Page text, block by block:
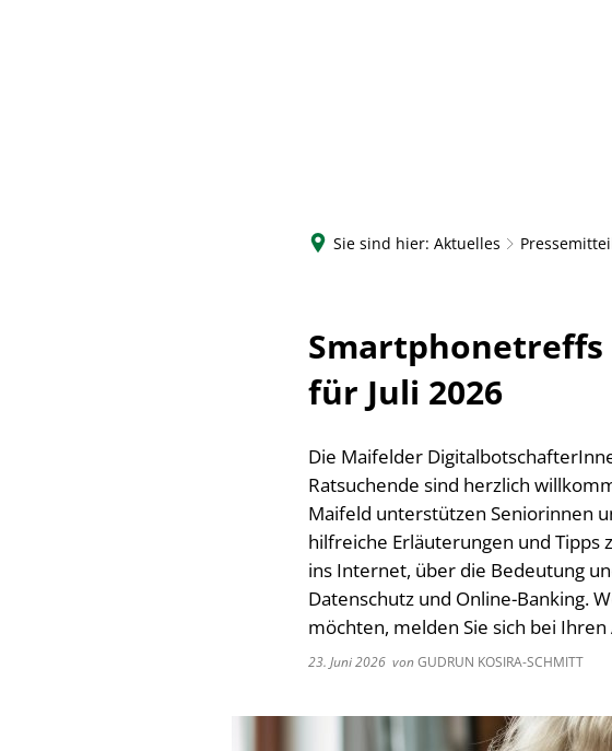
Sie sind hier: Aktuelles
Smartphonetreffs
für Juli 2026
Die Maifelder
Ratsuchende sind herzlich
Maifeld unterstützen Seniorinnen
hilfreiche Erläuterungen und Tipps
ins Internet, über die Bedeutung
Datenschutz und Online-Banking.
möchten, melden Sie sich bei
23. Juni 2026 vonGUDRUN KOSIRA-SCHMITT